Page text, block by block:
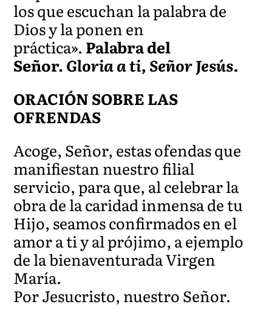
los que escuchan la palabra de
Dios y la ponen en
práctica». Palabra del
Señor.Gloria a ti, Señor Jesús.
ORACIÓN SOBRE LAS
OFRENDAS
Acoge, Señor, estas ofendas que
manifiestan nuestro filial
servicio, para que, al celebrar la
obra de la caridad inmensa de tu
Hijo, seamos confirmados en el
amor a ti y al prójimo, a ejemplo
de la bienaventurada Virgen
María.
Por Jesucristo, nuestro Señor.